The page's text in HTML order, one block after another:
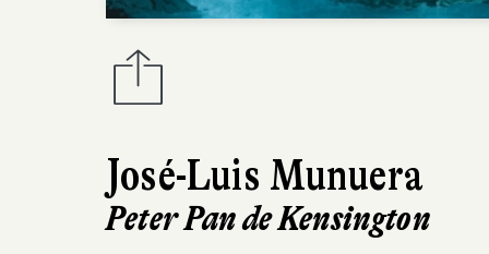
José-Luis Munuera
Peter Pan de Kensington